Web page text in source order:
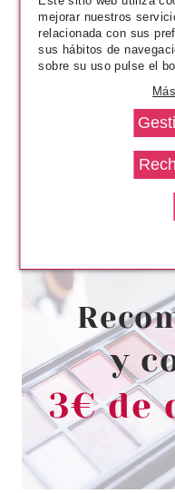
Pvr
-47%
mejorar nuestros
relacionada con sus
sus hábitos de
sobre su uso pulse el